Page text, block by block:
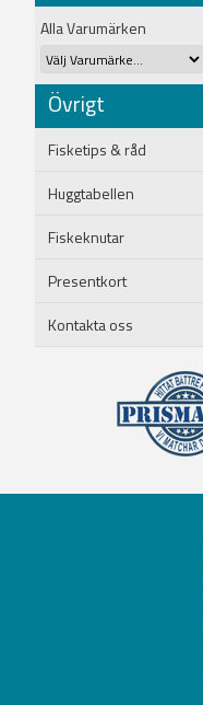
Alla Varumärken
Övrigt
Fisketips & råd
Huggtabellen
Fiskeknutar
Presentkort
Kontakta oss